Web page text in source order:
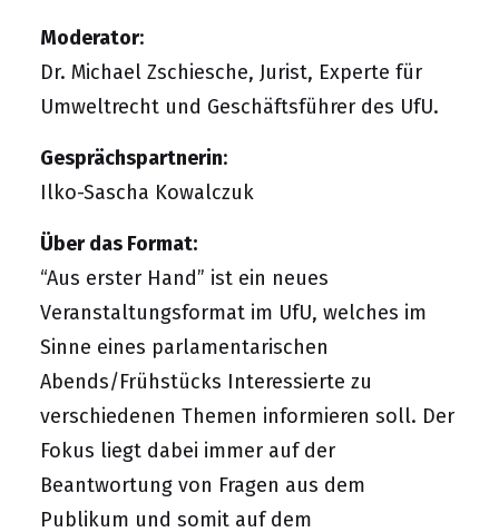
Moderator:
Dr. Michael Zschiesche, Jurist, Experte für
Umweltrecht und Geschäftsführer des UfU.
Gesprächspartnerin:
Ilko-Sascha Kowalczuk
Über das Format:
“Aus erster Hand” ist ein neues
Veranstaltungsformat im UfU, welches im
Sinne eines parlamentarischen
Abends/Frühstücks Interessierte zu
verschiedenen Themen informieren soll. Der
Fokus liegt dabei immer auf der
Beantwortung von Fragen aus dem
Publikum und somit auf dem